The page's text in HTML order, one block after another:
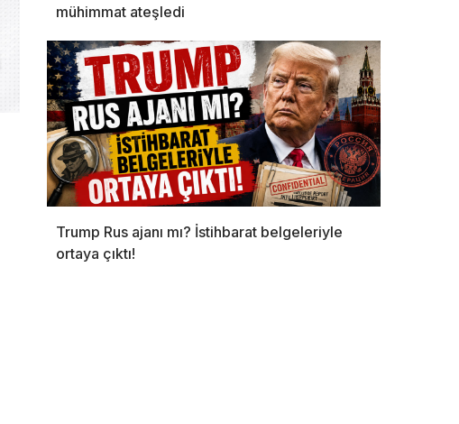
mühimmat ateşledi
Trump Rus ajanı mı? İstihbarat belgeleriyle
ortaya çıktı!